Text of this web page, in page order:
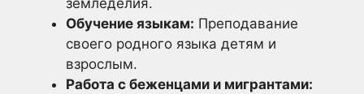
земледелия.
Обучение языкам: Преподавание
своего родного языка детям и
взрослым.
Работа с беженцами и мигрантами: